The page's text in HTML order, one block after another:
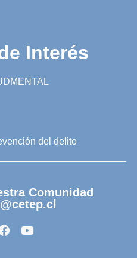
Interés
del delito
Comunidad